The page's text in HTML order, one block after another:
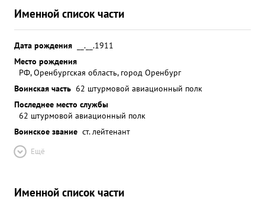
Именной список части
Дата рождения
__.__.1911
Место рождения
РФ, Оренбургская область, город Оренбург
Воинская часть 62 штурмовой авиационный полк
Последнее место службы
62 штурмовой авиационный полк
Воинское звание ст. лейтенант
Ещё
Именной список части